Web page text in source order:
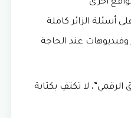
أسئلة الزائر كاملة
عند الحاجة
لا تكتفِ بكتابة